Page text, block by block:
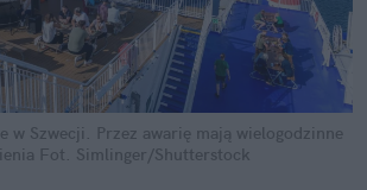
w Szwecji. Przez awarię mają wielogodzinne
Fot. Simlinger/Shutterstock